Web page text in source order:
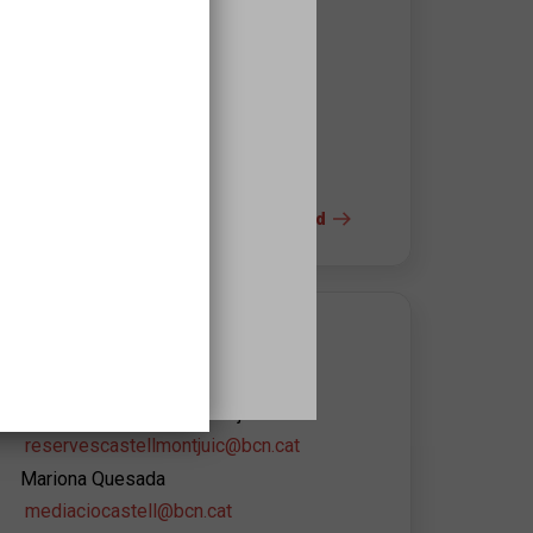
+ info del espacio y la accesibilidad
reservescastellmontjuic@bcn.cat
Mariona Quesada
mediaciocastell@bcn.cat